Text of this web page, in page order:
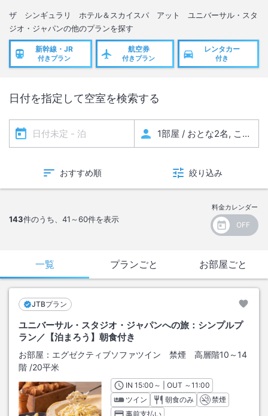
ザ シンギュラリ ホテル＆スカイスパ アット ユニバーサル・スタ
ジオ・ジャパンの他のプランを探す
新幹線・JR
付きプラン
航空券
付きプラン
レンタカー
付き
日付を指定して空室を検索する
おすすめ順 絞り込み
143件のうち、 41～60件を表示
料金カレンダー
一覧 プランごと お部屋ごと
JTBプラン
ユニバーサル・スタジオ・ジャパンへの旅：シンプルプ
ラン／【泊まろう】朝食付き
お部屋： エグゼクティブソファツイン 禁煙 高層階10～14
階 /20平米
INチェックイン
15:00 ～ | OUT チェックアウト
～11:00
ツイン
朝食のみ
禁煙
事前支払い